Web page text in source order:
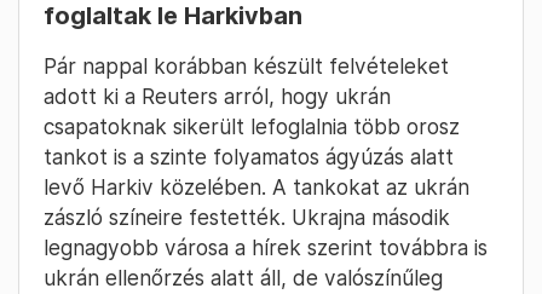
foglaltak le Harkivban
Pár nappal korábban készült felvételeket
adott ki a Reuters arról, hogy ukrán
csapatoknak sikerült lefoglalnia több orosz
tankot is a szinte folyamatos ágyúzás alatt
levő Harkiv közelében. A tankokat az ukrán
zászló színeire festették. Ukrajna második
legnagyobb városa a hírek szerint továbbra is
ukrán ellenőrzés alatt áll, de valószínűleg